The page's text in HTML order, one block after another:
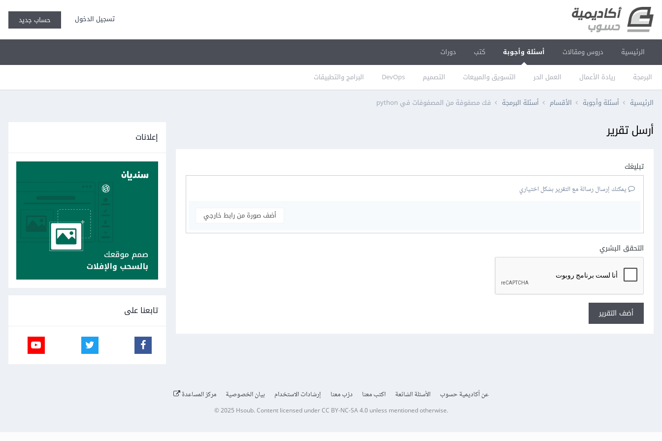
تسجيل الدخول حساب جديد
الرئيسية دروس ومقالات أسئلة وأجوبة
البرمجة ريادة الأعمال العمل الحر التسويق والمبيعات التصميم DevOps البرامج والتطبيقات
كتب دورات
الرئيسية أسئلة وأجوبة الأقسام أسئلة البرمجة فك مصفوفة من المصفوفات في python
أرسل تقرير
تبليغك
يمكنك إرسال رسالة مع التقرير بشكل اختياري
أضف صورة من رابط خارجي
التحقق البشري
أضف التقرير
إعلانات
تابعنا على
عن أكاديمية حسوب الأسئلة الشائعة اكتب معنا درّب معنا إرشادات الاستخدام بيان الخصوصية مركز المساعدة
© 2025 Hsoub.Content licensed underCC BY-NC-SA 4.0unless mentioned otherwise.